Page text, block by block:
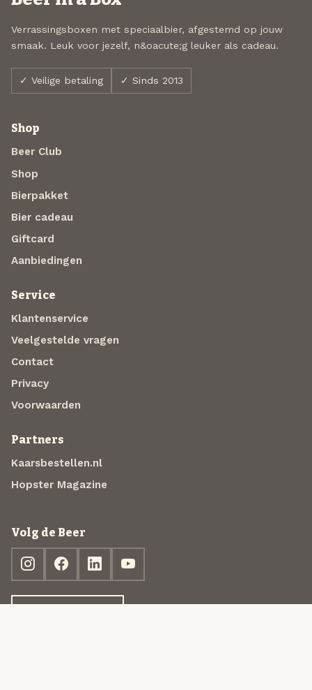
Verrassingsboxen met speciaalbier, afgestemd op jouw
smaak. Leuk voor jezelf, n&oacute;g leuker als cadeau.
✓ Veilige betaling ✓ Sinds 2013
Shop
Beer Club
Shop
Bierpakket
Bier cadeau
Giftcard
Aanbiedingen
Service
Klantenservice
Veelgestelde vragen
Contact
Privacy
Voorwaarden
Partners
Kaarsbestellen.nl
Hopster Magazine
Volg de Beer